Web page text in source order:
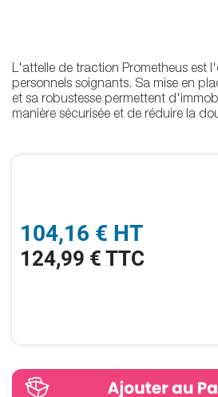
104,16 € HT
124,99 € TTC
L'attelle de traction Prometheus est
personnels soignants. Sa mise en
et sa robustesse permettent
manière sécurisée et de réduire la